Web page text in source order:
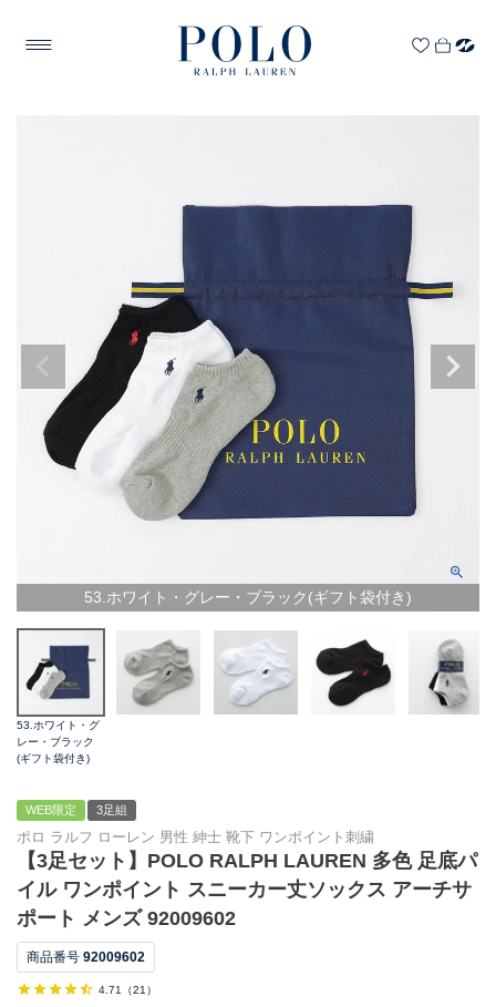
53.ホワイト・グレー・ブラック(ギフト袋付き)
53.ホワイト・グ
レー・ブラック
(ギフト袋付き)
WEB限定 3足組
ポロ ラルフ ローレン 男性 紳士 靴下 ワンポイント刺繍
【3足セット】POLO RALPH LAUREN 多色 足底パ
イル ワンポイント スニーカー丈ソックス アーチサ
ポート メンズ 92009602
商品番号 92009602
4.71 （21 ）